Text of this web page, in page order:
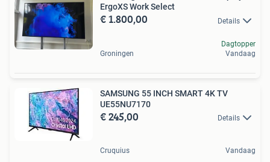
ErgoXS Work Select
€ 1.800,00 Details
Groningen
Dagtopper
Vandaag
SAMSUNG 55 INCH SMART 4K TV
UE55NU7170
€ 245,00 Details
Cruquius Vandaag